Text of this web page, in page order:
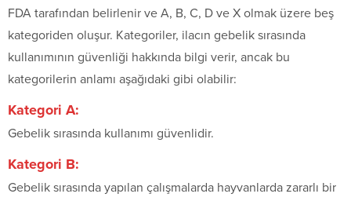
FDA tarafından belirlenir ve A, B, C, D ve X olmak üzere beş
kategoriden oluşur. Kategoriler, ilacın gebelik sırasında
kullanımının güvenliği hakkında bilgi verir, ancak bu
kategorilerin anlamı aşağıdaki gibi olabilir:
Kategori A:
Gebelik sırasında kullanımı güvenlidir.
Kategori B:
Gebelik sırasında yapılan çalışmalarda hayvanlarda zararlı bir